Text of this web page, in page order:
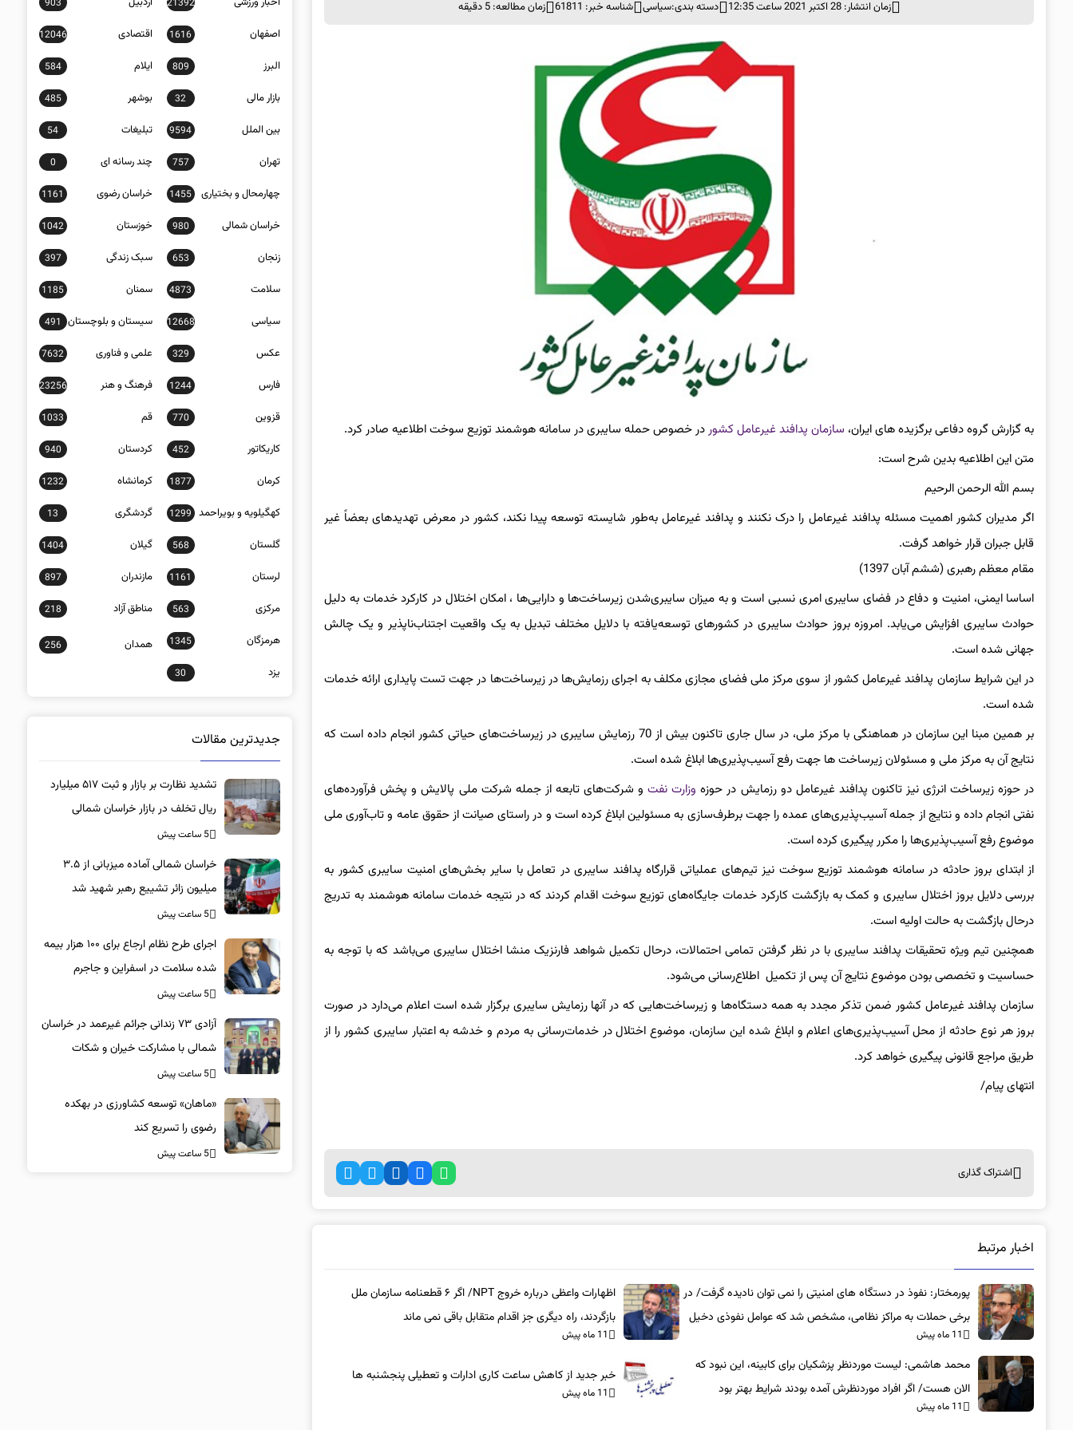
زمان انتشار: 28 اکتبر 2021 ساعت 12:35 دسته بندی:سیاسی شناسه خبر: 61811 زمان مطالعه: 5 دقیقه
به گزارش گروه دفاعی برگزیده های ایران،‌ سازمان پدافند غیرعامل کشوردر خصوص حمله سایبری در سامانه هوشمند توزیع سوخت اطلاعیه صادر کرد.
متن این اطلاعیه بدین شرح است:
بسم الله الرحمن الرحیم
اگر مدیران کشور اهمیت مسئله پدافند غیرعامل را درک نکنند و پدافند غیرعامل به‌طور شایسته توسعه پیدا نکند، کشور در معرض تهدیدهای بعضاً غیر
قابل جبران قرار خواهد گرفت.
مقام معظم رهبری (ششم آبان 1397)
اساسا ایمنی، امنیت و دفاع در فضای سایبری امری نسبی است و به میزان سایبری‌شدن زیرساخت‌ها و دارایی‌ها ، امکان اختلال در کارکرد خدمات به دلیل
حوادث سایبری افزایش می‌یابد. امروزه بروز حوادث سایبری در کشورهای توسعه‌یافته با دلایل مختلف تبدیل به یک واقعیت اجتناب‌ناپذیر و یک چالش
جهانی شده است.
در این شرایط سازمان پدافند غیرعامل کشور از سوی مرکز ملی فضای مجازی مکلف به اجرای رزمایش‌ها در زیرساخت‌ها در جهت تست پایداری ارائه خدمات
شده است.
بر همین مبنا این سازمان در هماهنگی با مرکز ملی، در سال جاری تاکنون بیش از 70 رزمایش سایبری در زیرساخت‌های حیاتی کشور انجام داده است که
نتایج آن به مرکز ملی و مسئولان زیرساخت ها جهت رفع آسیب‌پذیری‌ها ابلاغ شده است.
در حوزه زیرساخت انرژی نیز تاکنون پدافند غیرعامل دو رزمایش در حوزه وزارت نفتو شرکت‌های تابعه از جمله شرکت ملی پالایش و پخش فرآورده‌های
نفتی انجام داده و نتایج از جمله آسیب‌پذیری‌های عمده را جهت برطرف‌سازی به مسئولین ابلاغ کرده است و در راستای صیانت از حقوق عامه و تاب‌آوری ملی
موضوع رفع آسیب‌پذیری‌ها را مکرر پیگیری کرده است.
از ابتدای بروز حادثه در سامانه هوشمند توزیع سوخت نیز تیم‌های عملیاتی قرارگاه پدافند سایبری در تعامل با سایر بخش‌های امنیت سایبری کشور به
بررسی دلایل بروز اختلال سایبری و کمک به بازگشت کارکرد خدمات جایگاه‌های توزیع سوخت اقدام کردند که در نتیجه خدمات سامانه هوشمند به تدریج
درحال بازگشت به حالت اولیه است.
همچنین تیم ویژه تحقیقات پدافند سایبری با در نظر گرفتن تمامی احتمالات، درحال تکمیل شواهد فارنزیک منشا اختلال سایبری می‌باشد که با توجه به
حساسیت و تخصصی بودن موضوع نتایج آن پس از تکمیل اطلاع‌رسانی می‌شود.
سازمان پدافند غیرعامل کشور ضمن تذکر مجدد به همه دستگاه‌ها و زیرساخت‌هایی که در آنها رزمایش سایبری برگزار شده است اعلام می‌دارد در صورت
بروز هر نوع حادثه از محل آسیب‌پذیری‌های اعلام و ابلاغ شده این سازمان، موضوع اختلال در خدمات‌رسانی به مردم و خدشه به اعتبار سایبری کشور را از
طریق مراجع قانونی پیگیری خواهد کرد.
انتهای پیام/
اشتراک گذاری
اخبار مرتبط
پورمختار: نفوذ در دستگاه های امنیتی را نمی توان نادیده گرفت/ در
برخی حملات به مراکز نظامی، مشخص شد که عوامل نفوذی دخیل
بوده‌اند
11 ماه پیش
اظهارات واعظی درباره خروج NPT/ اگر ۶ قطعنامه سازمان ملل
بازگردند، راه دیگری جز اقدام متقابل باقی نمی‌ ماند
11 ماه پیش
محمد هاشمی: لیست موردنظر پزشکیان برای کابینه، این نبود که
الان هست/ اگر افراد موردنظرش آمده بودند شرایط بهتر بود
11 ماه پیش
خبر جدید از کاهش ساعت کاری ادارات و تعطیلی پنجشنبه ها
11 ماه پیش
21392
903
اصفهان 1616 اقتصادی 12046
البرز 809 ایلام 584
بازار مالی 32 بوشهر 485
بین الملل 9594 تبلیغات 54
تهران 757 چند رسانه ای 0
چهارمحال و بختیاری 1455 خراسان رضوی 1161
خراسان شمالی 980 خوزستان 1042
زنجان 653 سبک زندگی 397
سلامت 4873 سمنان 1185
سیاسی 12668 سیستان و بلوچستان 491
عکس 329 علمی و فناوری 7632
فارس 1244 فرهنگ و هنر 23256
قزوین 770 قم 1033
کاریکاتور 452 کردستان 940
کرمان 1877 کرمانشاه 1232
کهگیلویه و بویراحمد 1299 گردشگری 13
گلستان 568 گیلان 1404
لرستان 1161 مازندران 897
مرکزی 563 مناطق آزاد 218
هرمزگان 1345 همدان 256
یزد 30
جدیدترین مقالات
تشدید نظارت بر بازار و ثبت ۵۱۷ میلیارد
ریال تخلف در بازار خراسان شمالی
5 ساعت پیش
خراسان شمالی آماده میزبانی از ۳.۵
میلیون زائر تشییع رهبر شهید شد
5 ساعت پیش
اجرای طرح نظام ارجاع برای ۱۰۰ هزار بیمه
شده سلامت در اسفراین و جاجرم
5 ساعت پیش
آزادی ۷۳ زندانی جرائم غیرعمد در خراسان
شمالی با مشارکت خیران و شکات
5 ساعت پیش
«ماهان» توسعه کشاورزی در بهکده
رضوی را تسریع کند
5 ساعت پیش